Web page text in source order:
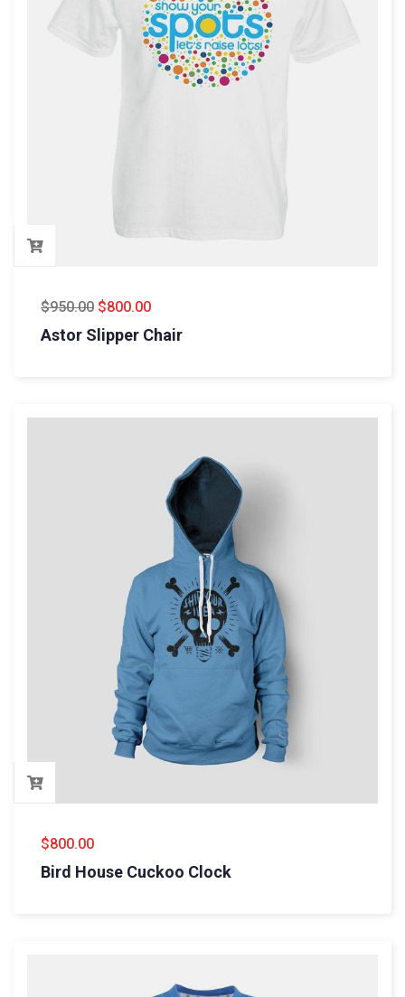
$950.00 $800.00
Astor Slipper Chair
$800.00
Bird House Cuckoo Clock